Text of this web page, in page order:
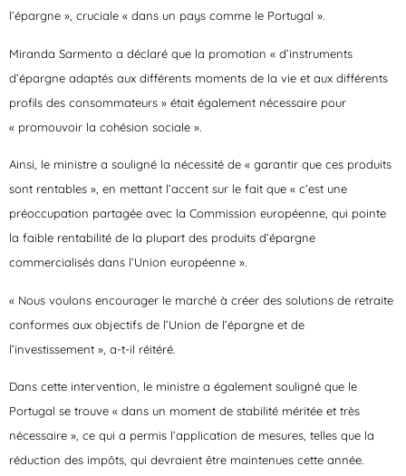
l’épargne », cruciale « dans un pays comme le Portugal ».
Miranda Sarmento a déclaré que la promotion « d’instruments
d’épargne adaptés aux différents moments de la vie et aux différents
profils des consommateurs » était également nécessaire pour
« promouvoir la cohésion sociale ».
Ainsi, le ministre a souligné la nécessité de « garantir que ces produits
sont rentables », en mettant l’accent sur le fait que « c’est une
préoccupation partagée avec la Commission européenne, qui pointe
la faible rentabilité de la plupart des produits d’épargne
commercialisés dans l’Union européenne ».
« Nous voulons encourager le marché à créer des solutions de retraite
conformes aux objectifs de l’Union de l’épargne et de
l’investissement », a-t-il réitéré.
Dans cette intervention, le ministre a également souligné que le
Portugal se trouve « dans un moment de stabilité méritée et très
nécessaire », ce qui a permis l’application de mesures, telles que la
réduction des impôts, qui devraient être maintenues cette année.